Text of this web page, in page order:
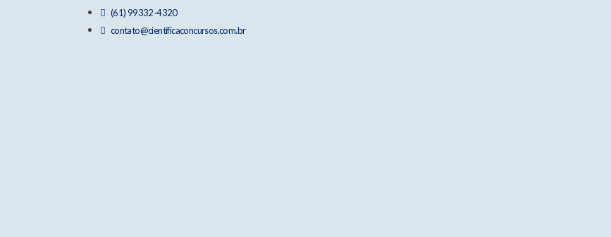
(61) 99332-4320
contato@cientificaconcursos.com.br